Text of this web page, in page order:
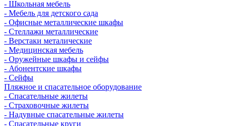
- Школьная мебель
- Мебель для детского сада
- Офисные металлические шкафы
- Стеллажи металлические
- Верстаки металические
- Медицинская мебель
- Оружейные шкафы и сейфы
- Абонентские шкафы
- Сейфы
Пляжное и спасательное оборудование
- Спасательные жилеты
- Страховочные жилеты
- Надувные спасательные жилеты
- Спасательные круги